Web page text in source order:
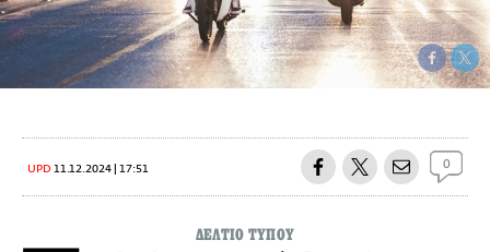
UPD 11.12.2024 | 17:51 0
ΔΕΛΤΙΟ ΤΥΠΟΥ